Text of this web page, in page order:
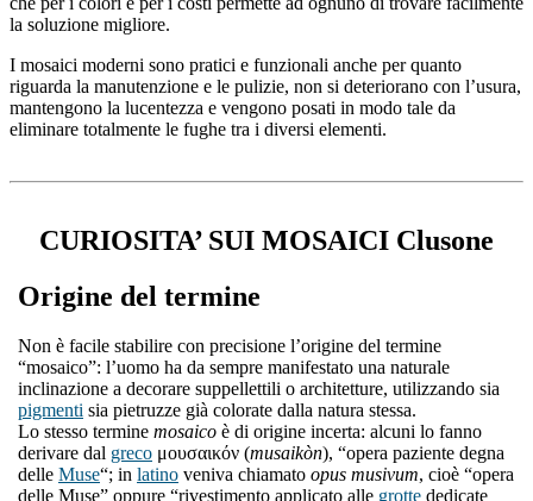
la soluzione migliore.
I mosaici moderni sono pratici e funzionali anche per quanto
riguarda la manutenzione e le pulizie, non si deteriorano con l’usura,
mantengono la lucentezza e vengono posati in modo tale da
eliminare totalmente le fughe tra i diversi elementi.
CURIOSITA’ SUI MOSAICI Clusone
Origine del termine
Non è facile stabilire con precisione l’origine del termine
“mosaico”: l’uomo ha da sempre manifestato una naturale
inclinazione a decorare suppellettili o architetture, utilizzando sia
pigmenti sia pietruzze già colorate dalla natura stessa.
Lo stesso termine mosaico è di origine incerta: alcuni lo fanno
derivare dal greco μουσαικόν (musaikòn), “opera paziente degna
delle Muse“; in latino veniva chiamato opus musivum, cioè “opera
delle Muse” oppure “rivestimento applicato alle grotte dedicate